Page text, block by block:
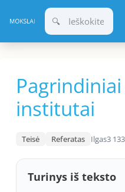
prie
turinio
institutai
Teisė Referatas Ilgas3
Turinys iš teksto